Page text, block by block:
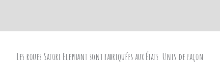
Les roues Satori Elephant sont fabriquées aux États-Unis de façon